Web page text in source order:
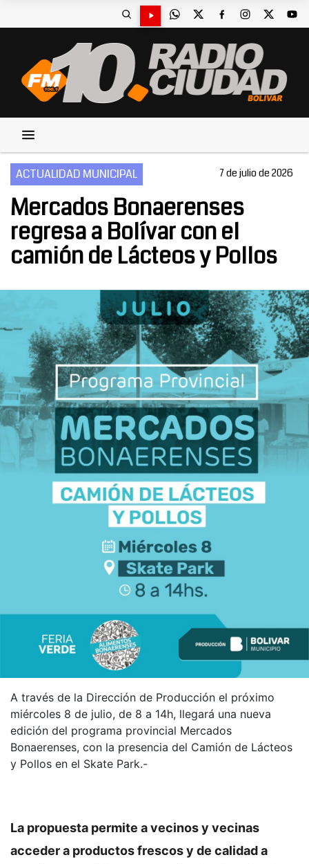
ACTUALIDAD MUNICIPAL 7 de julio de 2026
Mercados Bonaerenses
regresa a Bolívar con el
camión de Lácteos y Pollos
A través de la Dirección de Producción el próximo
miércoles 8 de julio, de 8 a 14h, llegará una nueva
edición del programa provincial Mercados
Bonaerenses, con la presencia del Camión de Lácteos
y Pollos en el Skate Park.-
La propuesta permite a vecinos y vecinas
acceder a productos frescos y de calidad a